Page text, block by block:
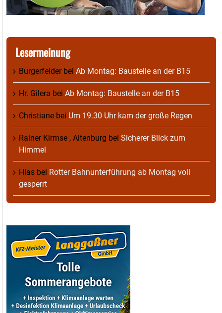
Lesermeinung
Burgerfelderbei Ab Montag: Baustelle an der B15
Hr. Gilera bei Ab Montag: Baustelle an der B15
Christiane bei Um 19.30 Uhr kam der große Regen
Rainer Kirmse , Altenburg bei Sicherer Blick zum
Himmel
Hias bei Rotter Bahnunterführung ab Montag voll
gesperrt